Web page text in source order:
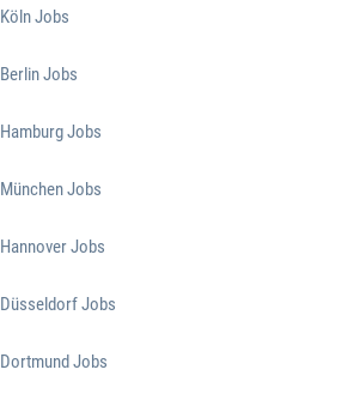
Köln Jobs
Berlin Jobs
Hamburg Jobs
München Jobs
Hannover Jobs
Düsseldorf Jobs
Dortmund Jobs